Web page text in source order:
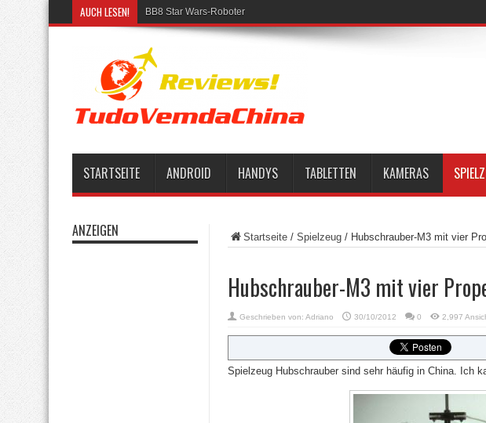
AUCH LESEN! BB8 Star Wars-Roboter
STARTSEITE ANDROID HANDYS TABLETTEN KAMERAS
Startseite / Spielzeug / Hubschrauber-M3 mit vier
Hubschrauber-M3 mit vier
Geschrieben von: Adriano 30/10/2012 0 2,997
Spielzeug Hubschrauber sind sehr häufig in China. Ich
ANZEIGEN